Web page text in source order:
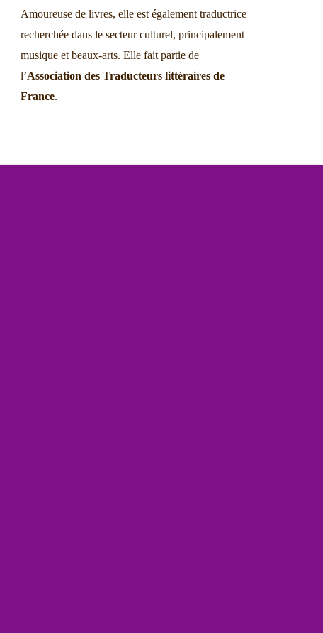
Amoureuse de livres, elle est également traductrice
recherchée dans le secteur culturel, principalement
musique et beaux-arts. Elle fait partie de
l’Association des Traducteurs littéraires de
France.